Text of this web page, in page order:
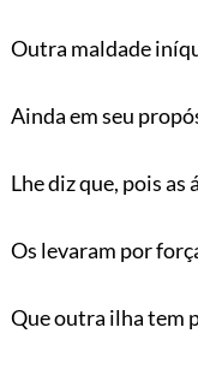
Outra maldade
Ainda em seu
Lhe diz que, pois
Os levaram por
Que outra ilha tem